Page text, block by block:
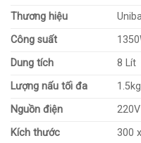
Thương hiệu
Công suất
Dung tích
8 Lít
Lượng nấu tối đa
Nguồn điện
Kích thước
300